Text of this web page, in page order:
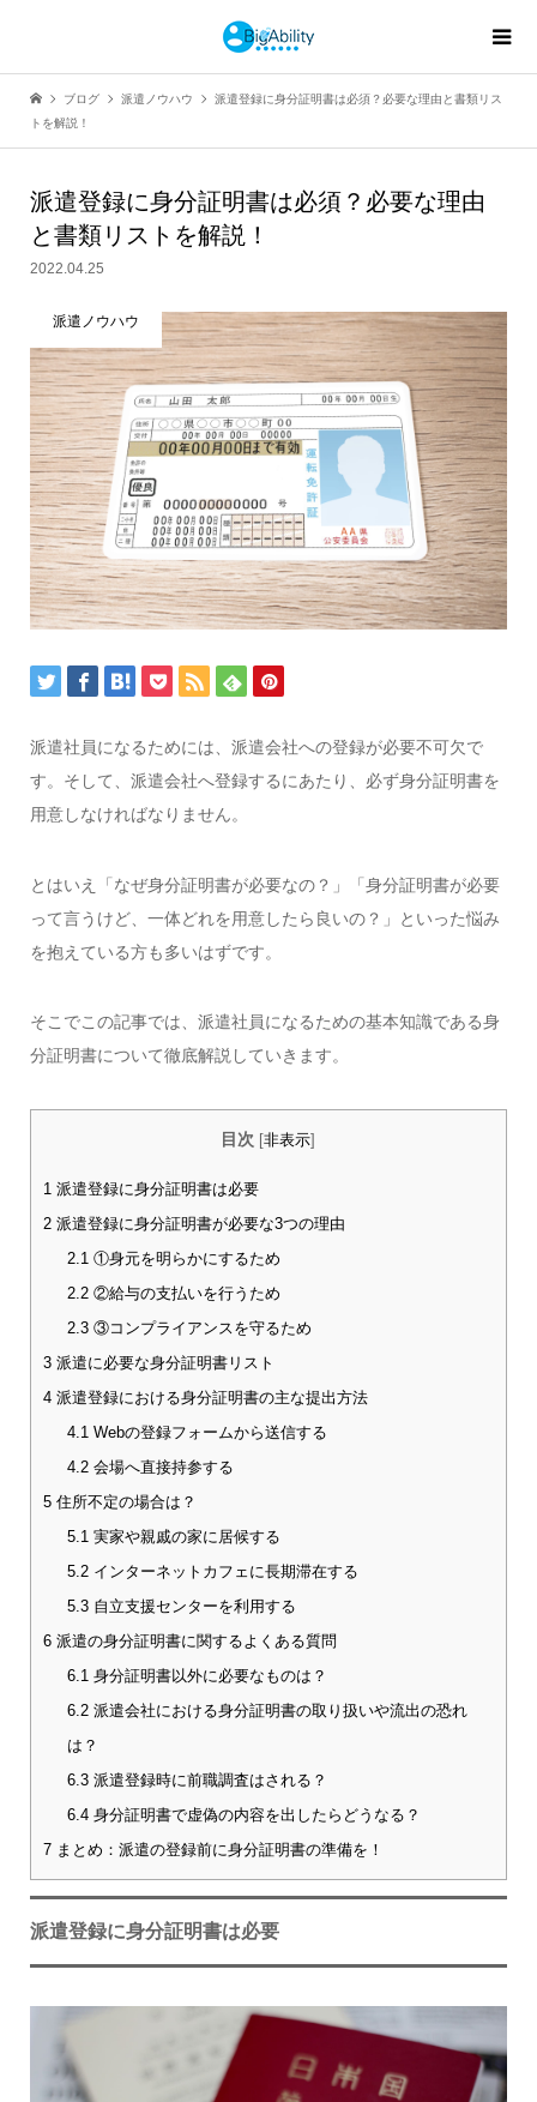
ブログ 派遣ノウハウ
派遣登録に身分証明書は必須？必要な理由と書類リス
トを解説！
派遣登録に身分証明書は必須？必要な理由
と書類リストを解説！
2022.04.25
派遣ノウハウ
派遣社員になるためには、派遣会社への登録が必要不可欠で
す。そして、派遣会社へ登録するにあたり、必ず身分証明書を
用意しなければなりません。
とはいえ「なぜ身分証明書が必要なの？」「身分証明書が必要
って言うけど、一体どれを用意したら良いの？」といった悩み
を抱えている方も多いはずです。
そこでこの記事では、派遣社員になるための基本知識である身
分証明書について徹底解説していきます。
目次 [非表示]
1 派遣登録に身分証明書は必要
2派遣登録に身分証明書が必要な3つの理由
2.1 ①身元を明らかにするため
2.2②給与の支払いを行うため
2.3③コンプライアンスを守るため
3派遣に必要な身分証明書リスト
4派遣登録における身分証明書の主な提出方法
4.1 Webの登録フォームから送信する
4.2会場へ直接持参する
5住所不定の場合は？
5.1 実家や親戚の家に居候する
5.2インターネットカフェに長期滞在する
5.3自立支援センターを利用する
6派遣の身分証明書に関するよくある質問
6.1 身分証明書以外に必要なものは？
6.2派遣会社における身分証明書の取り扱いや流出の恐れ
は？
6.3派遣登録時に前職調査はされる？
6.4身分証明書で虚偽の内容を出したらどうなる？
7まとめ：派遣の登録前に身分証明書の準備を！
派遣登録に身分証明書は必要